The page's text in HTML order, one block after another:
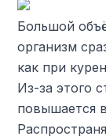
Большой
организм
как при
Из-за этого
повышается